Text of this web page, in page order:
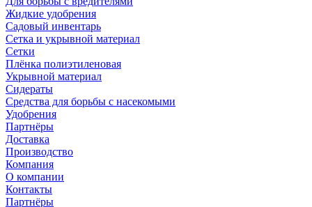
Жидкие удобрения
Садовый инвентарь
Сетка и укрывной материал
Сетки
Плёнка полиэтиленовая
Укрывной материал
Сидераты
Средства для борьбы с насекомыми
Удобрения
Партнёры
Доставка
Производство
Компания
О компании
Контакты
Партнёры